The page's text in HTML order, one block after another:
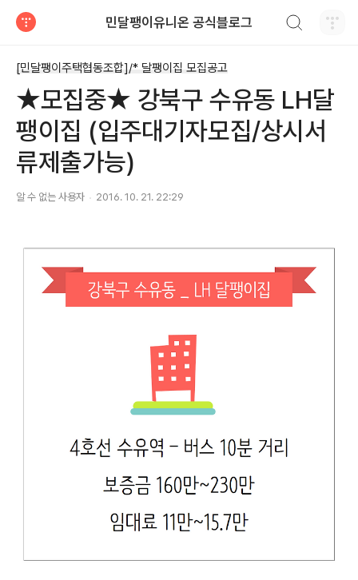
민달팽이유니온 공식블로그
[민달팽이주택협동조합]/* 달팽이집 모집공고
★모집중★ 강북구 수유동 LH달
팽이집 (입주대기자모집/상시서
류제출가능)
알 수 없는 사용자 2016. 10. 21. 22:29